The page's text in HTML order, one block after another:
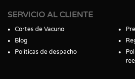
SERVICIO AL CLIENTE
Cortes de Vacuno
Blog
Políticas de despacho